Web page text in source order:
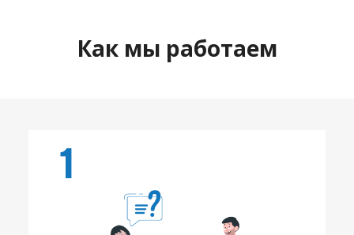
Как мы работаем
1